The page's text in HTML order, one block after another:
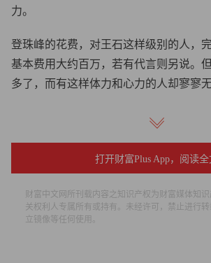
力。
登珠峰的花费，对王石这样级别的人，
基本费用大约百万，若有代言则另说。
多了，而有这样体力和心力的人却寥寥无
以前都是西方人、日本人中有高龄登顶
为他还未能理解那些挑战极限的勇士的
美好，就是有人以不断挑战极限而体验
打开财富Plus App，阅读全
财富中文网所刊载内容之知识产权为财富媒体知
关权利人专属所有或持有。未经许可，禁止进行
立镜像等任何使用。